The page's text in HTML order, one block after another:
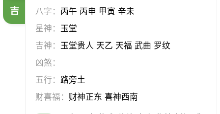
吉
八字： 丙午 丙申 甲寅 辛未
星神： 玉堂
吉神： 玉堂贵人 天乙 天福 武曲 罗纹
凶煞：
五行：路旁土
财喜福： 财神正东 喜神西南